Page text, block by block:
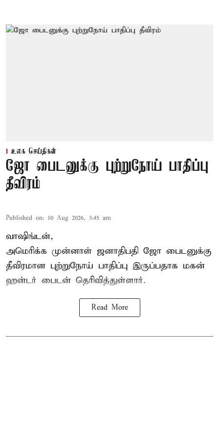
உலக செய்திகள்
ஜோ பைடனுக்கு புற்றுநோய் பாதிப்பு
தீவிரம்
Published on: 10 Aug 2026, 3:45 am
வாஷிங்டன்,
அமெரிக்க முன்னாள் ஜனாதிபதி ஜோ பைடனுக்கு
தீவிரமான புற்றுநோய் பாதிப்பு இருப்பதாக மகன்
ஹன்டர் பைடன் தெரிவித்துள்ளார்.
Read More